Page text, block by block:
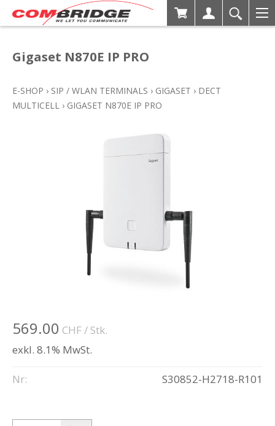
Gigaset N870E IP PRO
E-SHOP › SIP / WLAN TERMINALS › GIGASET › DECT
MULTICELL › GIGASET N870E IP PRO
569.00 CHF/ Stk.
exkl. 8.1% MwSt.
Nr: S30852-H2718-R101